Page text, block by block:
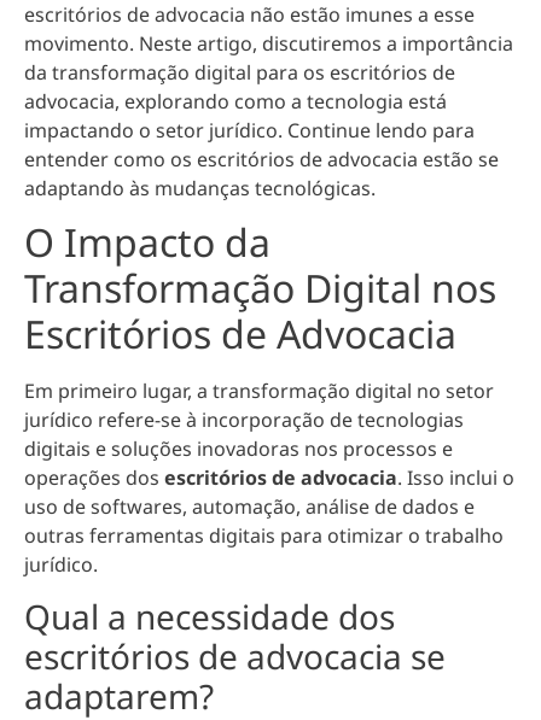
escritórios de advocacia não estão imunes a esse
movimento. Neste artigo, discutiremos a importância
da transformação digital para os escritórios de
advocacia, explorando como a tecnologia está
impactando o setor jurídico. Continue lendo para
entender como os escritórios de advocacia estão se
adaptando às mudanças tecnológicas.
O Impacto da
Transformação Digital nos
Escritórios de Advocacia
Em primeiro lugar, a transformação digital no setor
jurídico refere-se à incorporação de tecnologias
digitais e soluções inovadoras nos processos e
operações dos escritórios de advocacia. Isso inclui o
uso de softwares, automação, análise de dados e
outras ferramentas digitais para otimizar o trabalho
jurídico.
Qual a necessidade dos
escritórios de advocacia se
adaptarem?